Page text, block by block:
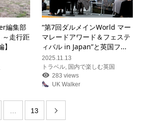
編集部
～走行距
“第7回ダルメインWorld マー
マレードアワード＆フェステ
ィバル in Japan”と英国フ...
2025.11.13
トラベル, 国内で楽しむ英国
283 views
UK Walker
… 13 